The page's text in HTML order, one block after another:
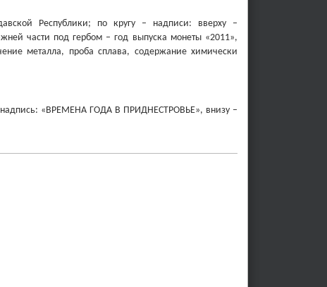
Республики; по кругу – надписи: вверху –
части под гербом – год выпуска монеты «2011»,
металла, проба сплава, содержание химически
надпись: «ВРЕМЕНА ГОДА В ПРИДНЕСТРОВЬЕ», внизу –